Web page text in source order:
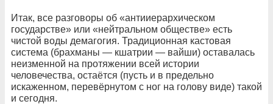
Итак, все разговоры об «антииерархическом
государстве» или «нейтральном обществе» есть
чистой воды демагогия. Традиционная кастовая
система (брахманы — кшатрии — вайши) оставалась
неизменной на протяжении всей истории
человечества, остаётся (пусть и в предельно
искаженном, перевёрнутом с ног на голову виде) такой
и сегодня.